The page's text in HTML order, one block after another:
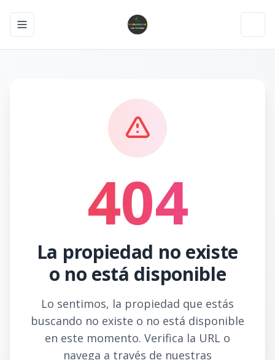
Toggle navigation menu
404
La propiedad no existe
o no está disponible
Lo sentimos, la propiedad que estás
buscando no existe o no está disponible
en este momento. Verifica la URL o
navega a través de nuestras